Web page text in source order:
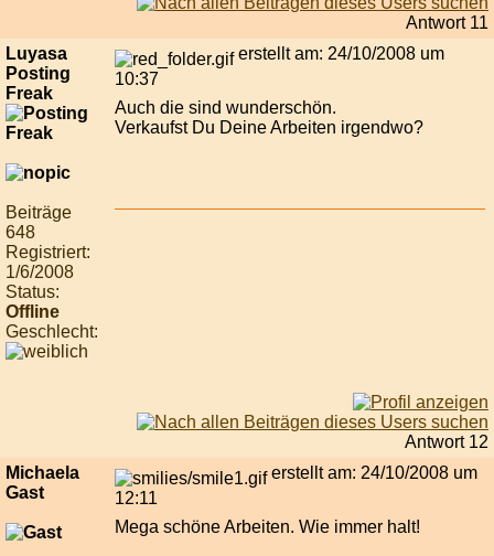
Antwort 11
Luyasa
Posting
Freak
Beiträge
648
Registriert:
1/6/2008
Status:
Offline
Geschlecht:
erstellt am: 24/10/2008 um
10:37
Auch die sind wunderschön.
Verkaufst Du Deine Arbeiten irgendwo?
Antwort 12
Michaela
Gast
erstellt am: 24/10/2008 um
12:11
Mega schöne Arbeiten. Wie immer halt!